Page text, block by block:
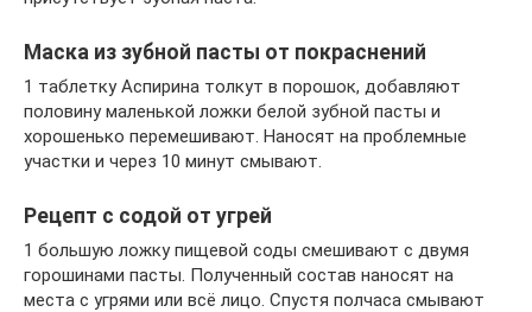
Маска из зубной пасты от покраснений
1 таблетку Аспирина толкут в порошок, добавляют
половину маленькой ложки белой зубной пасты и
хорошенько перемешивают. Наносят на проблемные
участки и через 10 минут смывают.
Рецепт с содой от угрей
1 большую ложку пищевой соды смешивают с двумя
горошинами пасты. Полученный состав наносят на
места с угрями или всё лицо. Спустя полчаса смывают